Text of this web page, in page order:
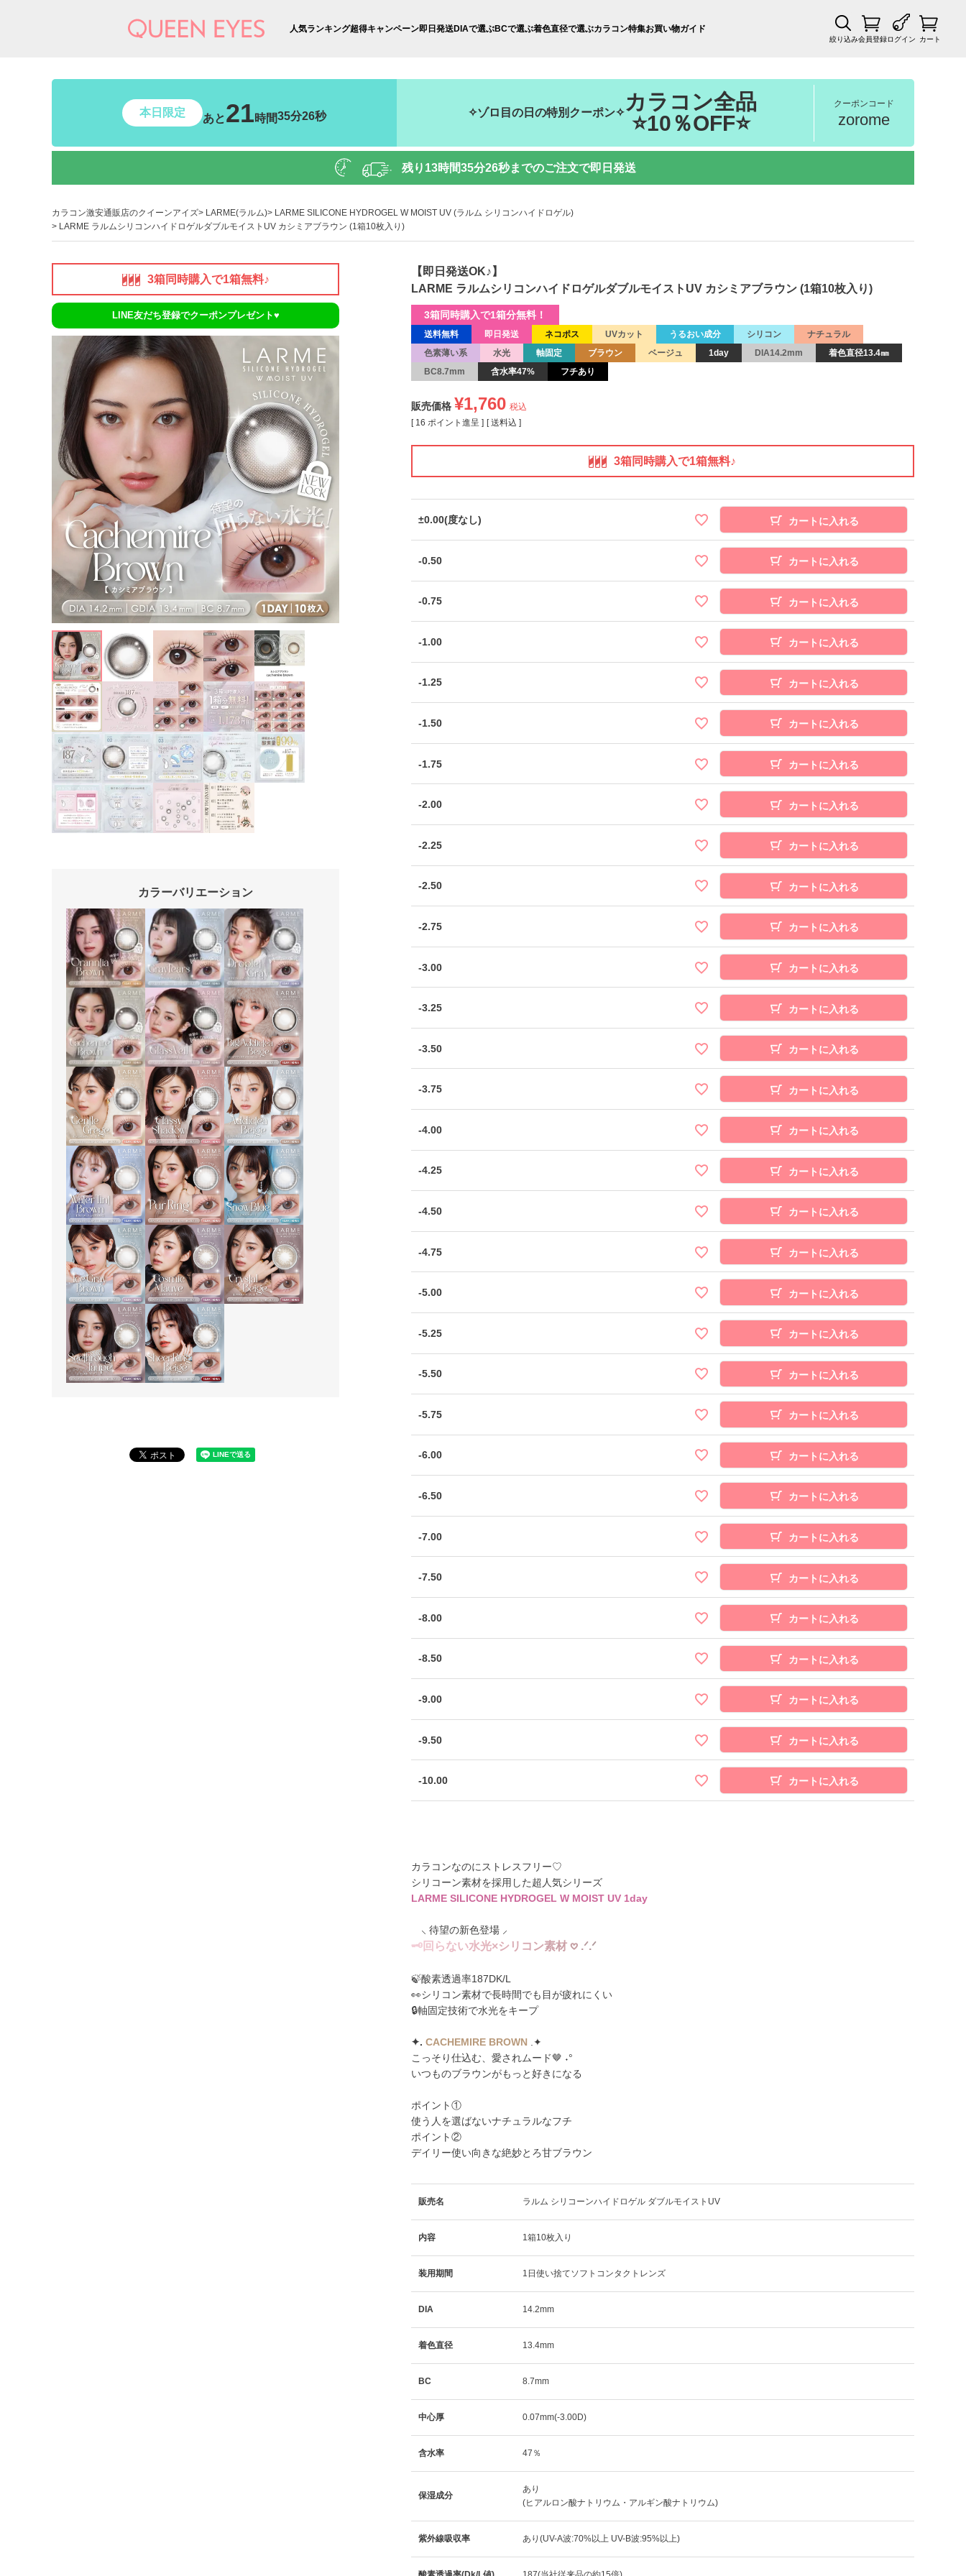
人気ランキング超得キャンペーン即日発送DIAで選ぶBCで選ぶ着色直径で選ぶカラコン特集お買い物ガイド
絞り込み会員登録ログイン カート
本日限定 あと21時間35分23秒 ✧ゾロ目の日の特別クーポン✧ カラコン全品
⭐10％OFF⭐
クーポンコード
zorome
残り 13時間35分23秒までのご注文で即日発送
カラコン激安通販店のクイーンアイズ LARME(ラルム)
LARME SILICONE HYDROGEL W MOIST UV (ラルム シリコンハイドロゲル)
LARME ラルムシリコンハイドロゲルダブルモイストUV カシミアブラウン (1箱10枚入り)
3箱同時購入で1箱無料♪
LINE友だち登録でクーポンプレゼント♥
カラーバリエーション
【即日発送OK♪】
LARME ラルムシリコンハイドロゲルダブルモイストUV カシミアブラウン (1箱10枚入り)
送料無料 即日発送 ネコポス UVカット うるおい成分 シリコン
ナチュラル
色素薄い系
水光 軸固定 ブラウン ベージュ 1day DIA14.2mm
着色直径13.4㎜
BC8.7mm
含水率47% フチあり
3箱同時購入で1箱分無料！
販売価格 ¥1,760 税込
[ 16 ポイント進呈 ] 送料込
3箱同時購入で1箱無料♪
±0.00(度なし) カートに入れる
-0.50 カートに入れる
-0.75 カートに入れる
-1.00 カートに入れる
-1.25 カートに入れる
-1.50 カートに入れる
-1.75 カートに入れる
-2.00 カートに入れる
-2.25 カートに入れる
-2.50 カートに入れる
-2.75 カートに入れる
-3.00 カートに入れる
-3.25 カートに入れる
-3.50 カートに入れる
-3.75 カートに入れる
-4.00 カートに入れる
-4.25 カートに入れる
-4.50 カートに入れる
-4.75 カートに入れる
-5.00 カートに入れる
-5.25 カートに入れる
-5.50 カートに入れる
-5.75 カートに入れる
-6.00 カートに入れる
-6.50 カートに入れる
-7.00 カートに入れる
-7.50 カートに入れる
-8.00 カートに入れる
-8.50 カートに入れる
-9.00 カートに入れる
-9.50 カートに入れる
-10.00 カートに入れる
カラコンなのにストレスフリー♡
シリコーン素材を採用した超人気シリーズ
LARME SILICONE HYDROGEL W MOIST UV 1day
⸜ 待望の新色登場 ⸝
🗝回 らない水光×シリ コ ン素材 𖹭 .ᐟ.ᐟ
🍃酸素透過率187DK/L
👀シリコン素材で長時間でも目が疲れにくい
🔒軸固定技術で水光をキープ
✦️️. CACHEMIRE BROWN .✦️
こっそり仕込む、愛されムード🤎 ˖°
いつものブラウンがもっと好きになる
ポイント①
使う人を選ばないナチュラルなフチ
ポイント②
デイリー使い向きな絶妙とろ甘ブラウン
販売名 ラルム シリコーンハイドロゲル ダブルモイストUV
内容 1箱10枚入り
装用期間 1日使い捨てソフトコンタクトレンズ
DIA 14.2mm
着色直径 13.4mm
BC 8.7mm
中心厚 0.07mm(-3.00D)
含水率 47％
保湿成分
あり
(ヒアルロン酸ナトリウム・アルギン酸ナトリウム)
紫外線吸収率 あり(UV-A波:70%以上 UV-B波:95%以上)